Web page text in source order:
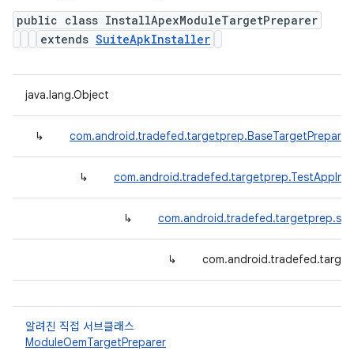
public class InstallApexModuleTargetPreparer
extends SuiteApkInstaller
java.lang.Object
↳ com.android.tradefed.targetprep.BaseTargetPreparer
↳
↳
↳
알려진 직접 서브클래스
ModuleOemTargetPreparer